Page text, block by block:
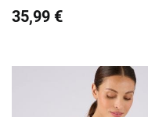
35,99 €